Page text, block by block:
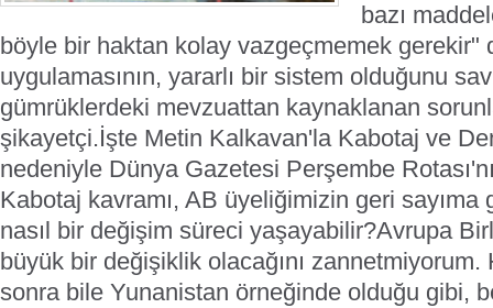
bazı
böyle bir haktan kolay vazgeçmemek gerekir"
uygulamasının, yararlı bir sistem olduğunu
gümrüklerdeki mevzuattan kaynaklanan
şikayetçi.İşte Metin Kalkavan'la Kabotaj ve
nedeniyle Dünya Gazetesi Perşembe
Kabotaj kavramı, AB üyeliğimizin geri sayıma
nasıl bir değişim süreci yaşayabilir?Avrupa
büyük bir değişiklik olacağını
sonra bile Yunanistan örneğinde olduğu gibi,